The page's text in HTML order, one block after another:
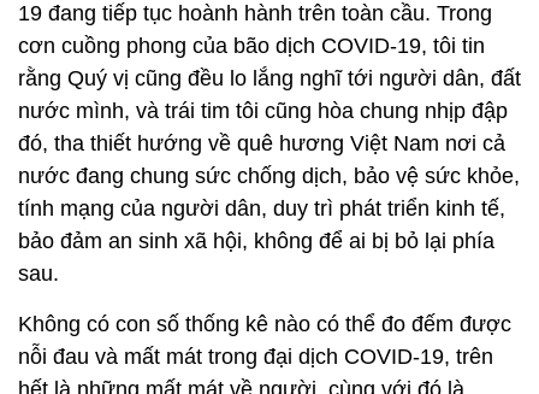
19 đang tiếp tục hoành hành trên toàn cầu. Trong
cơn cuồng phong của bão dịch COVID-19, tôi tin
rằng Quý vị cũng đều lo lắng nghĩ tới người dân, đất
nước mình, và trái tim tôi cũng hòa chung nhịp đập
đó, tha thiết hướng về quê hương Việt Nam nơi cả
nước đang chung sức chống dịch, bảo vệ sức khỏe,
tính mạng của người dân, duy trì phát triển kinh tế,
bảo đảm an sinh xã hội, không để ai bị bỏ lại phía
sau.
Không có con số thống kê nào có thể đo đếm được
nỗi đau và mất mát trong đại dịch COVID-19, trên
hết là những mất mát về người, cùng với đó là